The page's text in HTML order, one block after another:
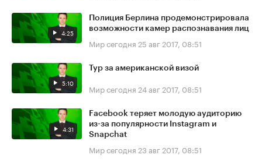
4:25
Полиция Берлина продемонстрировала
возможности камер распознавания лиц
Мир сегодня 25 авг 2017, 08:51
5:10
Тур за американской визой
Мир сегодня 24 авг 2017, 08:51
4:31
Facebook теряет молодую аудиторию
из-за популярности Instagram и
Snapchat
Мир сегодня 23 авг 2017, 08:51